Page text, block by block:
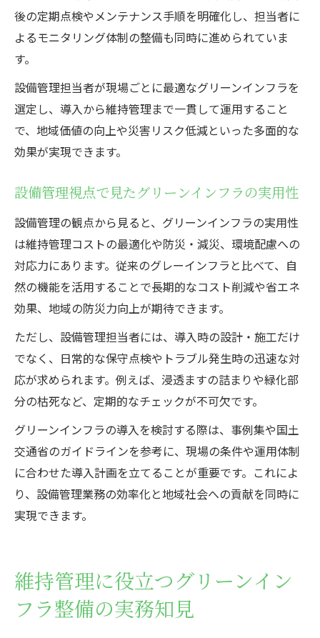
後の定期点検やメンテナンス手順を明確化し、担当者に
よるモニタリング体制の整備も同時に進められていま
す。
設備管理担当者が現場ごとに最適なグリーンインフラを
選定し、導入から維持管理まで一貫して運用すること
で、地域価値の向上や災害リスク低減といった多面的な
効果が実現できます。
設備管理視点で見たグリーンインフラの実用性
設備管理の観点から見ると、グリーンインフラの実用性
は維持管理コストの最適化や防災・減災、環境配慮への
対応力にあります。従来のグレーインフラと比べて、自
然の機能を活用することで長期的なコスト削減や省エネ
効果、地域の防災力向上が期待できます。
ただし、設備管理担当者には、導入時の設計・施工だけ
でなく、日常的な保守点検やトラブル発生時の迅速な対
応が求められます。例えば、浸透ますの詰まりや緑化部
分の枯死など、定期的なチェックが不可欠です。
グリーンインフラの導入を検討する際は、事例集や国土
交通省のガイドラインを参考に、現場の条件や運用体制
に合わせた導入計画を立てることが重要です。これによ
り、設備管理業務の効率化と地域社会への貢献を同時に
実現できます。
維持管理に役立つグリーンイン
フラ整備の実務知見